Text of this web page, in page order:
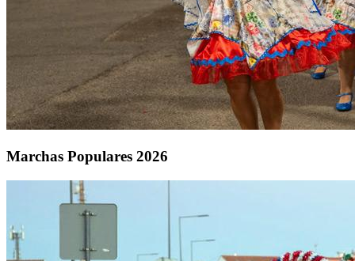
Marchas Populares 2026